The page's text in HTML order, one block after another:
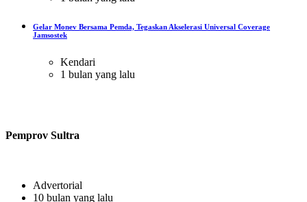
Gelar Monev Bersama Pemda, Tegaskan Akselerasi Universal Coverage
Jamsostek
Kendari
1 bulan yang lalu
Pemprov Sultra
Advertorial
10 bulan yang lalu